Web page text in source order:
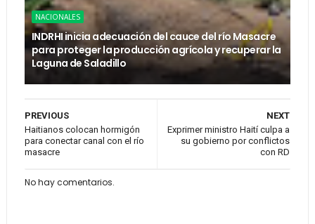
NACIONALES
INDRHI inicia adecuación del cauce del río Masacre
para proteger la producción agrícola y recuperar la
Laguna de Saladillo
NEXT
Exprimer ministro Haití culpa a
su gobierno por conflictos
con RD
PREVIOUS
Haitianos colocan hormigón
para conectar canal con el río
masacre
No hay comentarios.